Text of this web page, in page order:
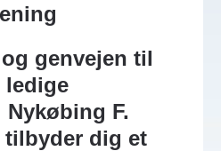
genvejen til
ledige
F.
tilbyder dig et